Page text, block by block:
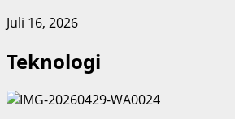
Juli 16, 2026
Teknologi